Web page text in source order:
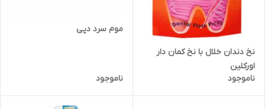
نخ دندان خلال با نخ کمان دار
اورکلین
ناموجود
موم سرد دپی
ناموجود